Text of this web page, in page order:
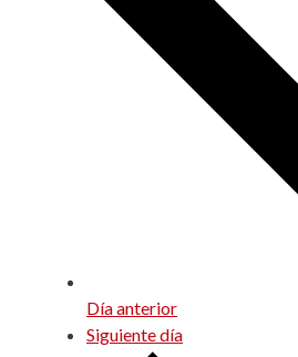
Día anterior
Siguiente día